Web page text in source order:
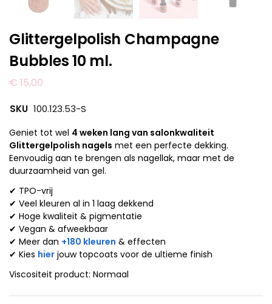
Glittergelpolish Champagne
Bubbles 10 ml.
€ 15,00
SKU 100.123.53-S
Geniet tot wel 4 weken lang van salonkwaliteit
Glittergelpolish nagels met een perfecte dekking.
Eenvoudig aan te brengen als nagellak, maar met de
duurzaamheid van gel.
✔ TPO-vrij
✔ Veel kleuren al in 1 laag dekkend
✔ Hoge kwaliteit & pigmentatie
✔ Vegan & afweekbaar
✔ Meer dan +180 kleuren & effecten
✔ Kies hier jouw topcoats voor de ultieme finish
Viscositeit product: Normaal